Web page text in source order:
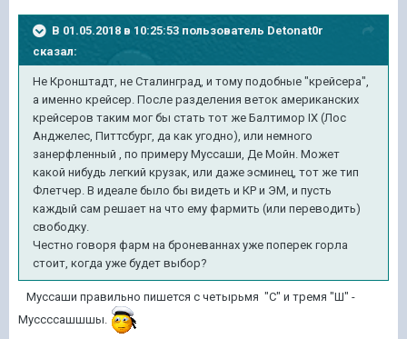
В 01.05.2018 в 10:25:53 пользователь Detonat0r
сказал:
Не Кронштадт, не Сталинград, и тому подобные "крейсера",
а именно крейсер. После разделения веток американских
крейсеров таким мог бы стать тот же Балтимор IX (Лос
Анджелес, Питтсбург, да как угодно), или немного
занерфленный , по примеру Муссаши, Де Мойн. Может
какой нибудь легкий крузак, или даже эсминец, тот же тип
Флетчер. В идеале было бы видеть и КР и ЭМ, и пусть
каждый сам решает на что ему фармить (или переводить)
свободку.
Честно говоря фарм на броневаннах уже поперек горла
стоит, когда уже будет выбор?
Муссаши правильно пишется с четырьмя "С" и тремя "Ш" -
Муссссашшшы.